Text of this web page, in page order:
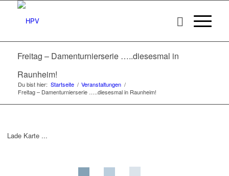
Freitag – Damenturnierserie …..diesesmal in
Raunheim!
Du bist hier: Startseite / Veranstaltungen /
Freitag – Damenturnierserie …..diesesmal in Raunheim!
Lade Karte ...